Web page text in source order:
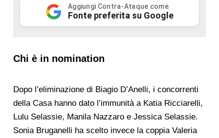
Aggiungi Contra-Ataque come
Fonte preferita su Google
Chi è in nomination
Dopo l’eliminazione di Biagio D’Anelli, i concorrenti
della Casa hanno dato l’immunità a Katia Ricciarelli,
Lulu Selassie, Manila Nazzaro e Jessica Selassie.
Sonia Bruganelli ha scelto invece la coppia Valeria